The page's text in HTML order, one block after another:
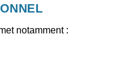
notamment :